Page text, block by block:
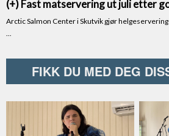
FIKK DU MED DEG